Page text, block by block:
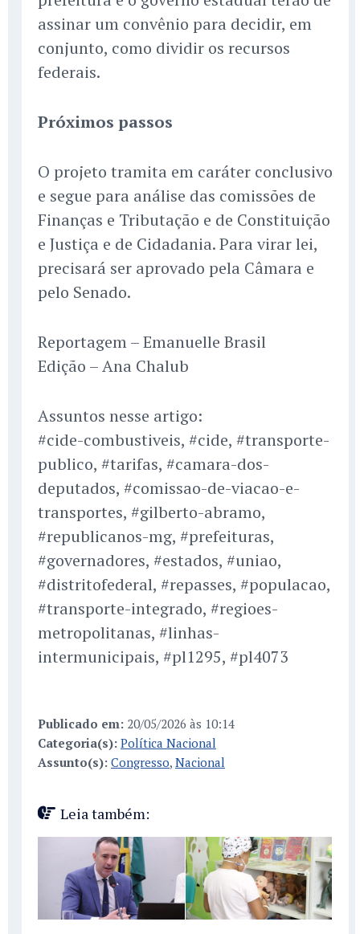
assinar um convênio para decidir, em
conjunto, como dividir os recursos
federais.
Próximos passos
O projeto tramita em caráter conclusivo
e segue para análise das comissões de
Finanças e Tributação e de Constituição
e Justiça e de Cidadania. Para virar lei,
precisará ser aprovado pela Câmara e
pelo Senado.
Reportagem – Emanuelle Brasil
Edição – Ana Chalub
Assuntos nesse artigo:
#cide-combustiveis, #cide, #transporte-
publico, #tarifas, #camara-dos-
deputados, #comissao-de-viacao-e-
transportes, #gilberto-abramo,
#republicanos-mg, #prefeituras,
#governadores, #estados, #uniao,
#distritofederal, #repasses, #populacao,
#transporte-integrado, #regioes-
metropolitanas, #linhas-
intermunicipais, #pl1295, #pl4073
Publicado em: 20/05/2026 às 10:14
Categoria(s): Política Nacional
Assunto(s): Congresso, Nacional
Leia também: